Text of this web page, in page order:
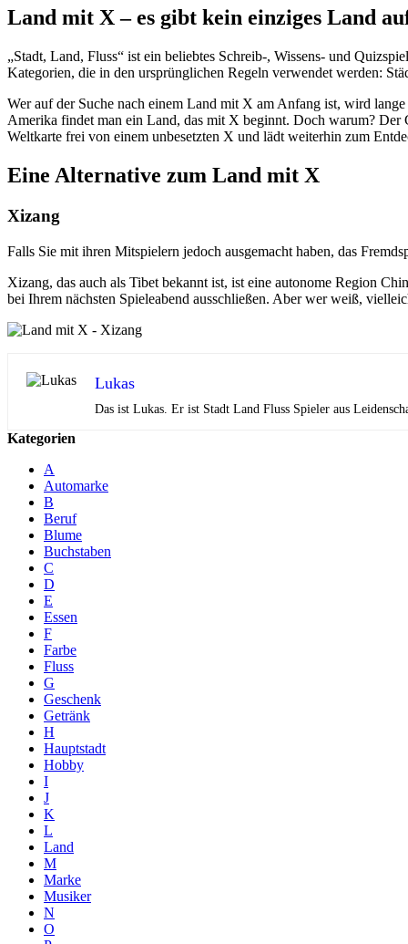
Land mit X – es gibt kein einziges Land
„Stadt, Land, Fluss“ ist ein beliebtes Schreib-, Wissens- und
Kategorien, die in den ursprünglichen Regeln verwendet werden:
Wer auf der Suche nach einem Land mit X am Anfang ist, wird
Amerika findet man ein Land, das mit X beginnt. Doch warum?
Weltkarte frei von einem unbesetzten X und lädt weiterhin zum
Eine Alternative zum Land mit X
Xizang
Falls Sie mit ihren Mitspielern jedoch ausgemacht haben, das
Xizang, das auch als Tibet bekannt ist, ist eine autonome Region
bei Ihrem nächsten Spieleabend ausschließen. Aber wer weiß,
Lukas
Das ist Lukas. Er ist Stadt Land Fluss Spieler aus
Kategorien
A
Automarke
B
Beruf
Blume
Buchstaben
C
D
E
Essen
F
Farbe
Fluss
G
Geschenk
Getränk
H
Hauptstadt
Hobby
I
J
K
L
Land
M
Marke
Musiker
N
O